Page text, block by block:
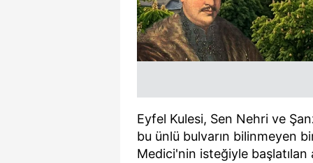
Eyfel Kulesi, Sen Nehri ve
bu ünlü bulvarın bilinmeyen
Medici'nin isteğiyle başlatılan